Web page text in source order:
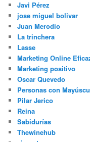
Javi Pérez
jose miguel bolivar
Juan Merodio
La trinchera
Lasse
Marketing Online
Marketing positivo
Oscar Quevedo
Personas con
Pilar Jerico
Reina
Sabidurías
Thewinehub